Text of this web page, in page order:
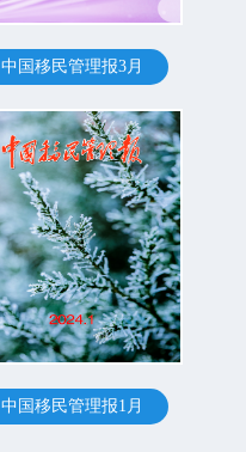
中国移民管理报3月
中国移民管理报1月